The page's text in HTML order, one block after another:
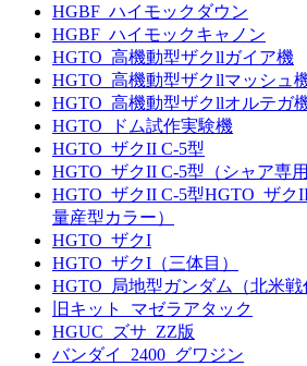
HGBF_ハイモックダウン
HGBF_ハイモックキャノン
HGTO_高機動型ザクllガイア機
HGTO_高機動型ザクllマッシュ
HGTO_高機動型ザクllオルテガ
HGTO_ドム試作実験機
HGTO_ザクII C-5型
HGTO_ザクII C-5型（シャア専用
HGTO_ザクII C-5型HGTO_ザク
量産型カラー）
HGTO_ザクI
HGTO_ザクI（三体目）
HGTO_局地型ガンダム（北米戦
旧キット_マゼラアタック
HGUC_ズサ_ZZ版
バンダイ_2400_グワジン